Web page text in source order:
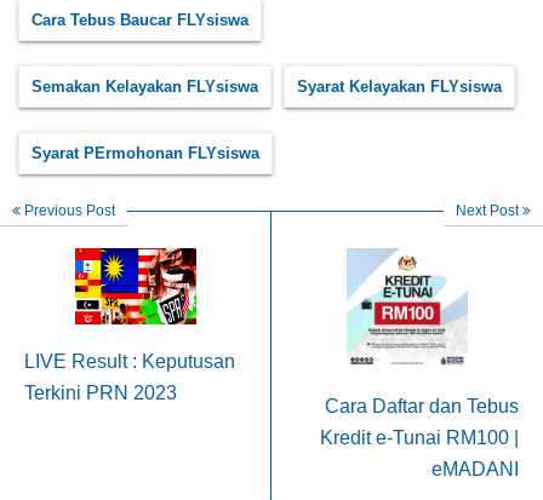
Cara Tebus Baucar FLYsiswa
Semakan Kelayakan FLYsiswa Syarat Kelayakan FLYsiswa
Syarat PErmohonan FLYsiswa
Previous Post
LIVE Result : Keputusan
Terkini PRN 2023
Next Post
Cara Daftar dan Tebus
Kredit e-Tunai RM100 |
eMADANI